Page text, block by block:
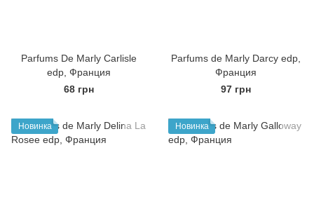
Parfums De Marly Carlisle
edp, Франция
68 грн
Parfums de Marly Darcy edp,
Франция
97 грн
Новинка Новинка